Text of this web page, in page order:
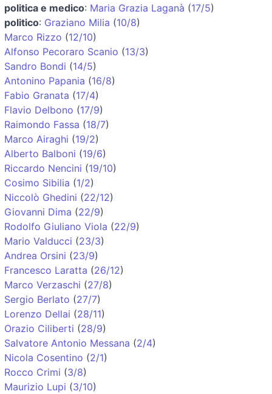
politica e medico: Maria Grazia Laganà (17/5)
politico: Graziano Milia (10/8)
Marco Rizzo (12/10)
Alfonso Pecoraro Scanio (13/3)
Sandro Bondi (14/5)
Antonino Papania (16/8)
Fabio Granata (17/4)
Flavio Delbono (17/9)
Raimondo Fassa (18/7)
Marco Airaghi (19/2)
Alberto Balboni (19/6)
Riccardo Nencini (19/10)
Cosimo Sibilia (1/2)
Niccolò Ghedini (22/12)
Giovanni Dima (22/9)
Rodolfo Giuliano Viola (22/9)
Mario Valducci (23/3)
Andrea Orsini (23/9)
Francesco Laratta (26/12)
Marco Verzaschi (27/8)
Sergio Berlato (27/7)
Lorenzo Dellai (28/11)
Orazio Ciliberti (28/9)
Salvatore Antonio Messana (2/4)
Nicola Cosentino (2/1)
Rocco Crimi (3/8)
Maurizio Lupi (3/10)